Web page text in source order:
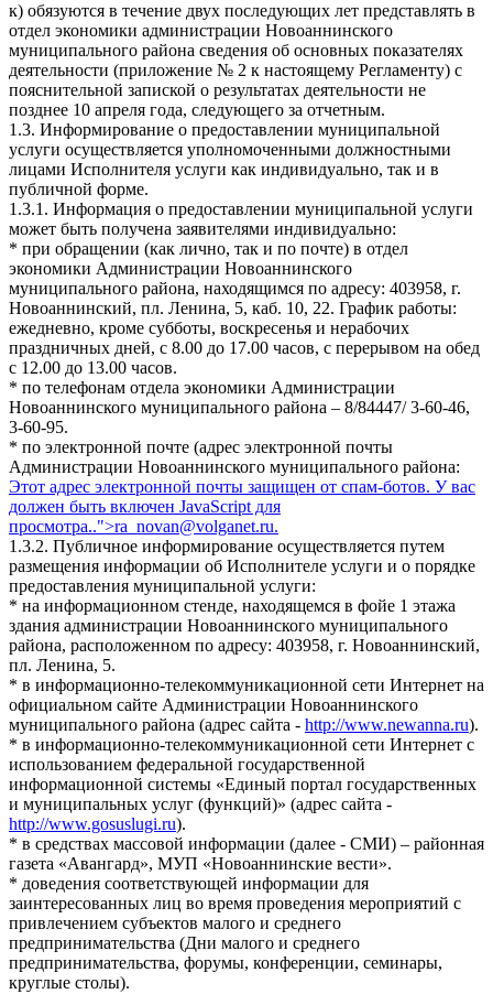
к) обязуются в течение двух последующих лет представлять в
отдел экономики администрации Новоаннинского
муниципального района сведения об основных показателях
деятельности (приложение № 2 к настоящему Регламенту) с
пояснительной запиской о результатах деятельности не
позднее 10 апреля года, следующего за отчетным.
1.3. Информирование о предоставлении муниципальной
услуги осуществляется уполномоченными должностными
лицами Исполнителя услуги как индивидуально, так и в
публичной форме.
1.3.1. Информация о предоставлении муниципальной услуги
может быть получена заявителями индивидуально:
* при обращении (как лично, так и по почте) в отдел
экономики Администрации Новоаннинского
муниципального района, находящимся по адресу: 403958, г.
Новоаннинский, пл. Ленина, 5, каб. 10, 22. График работы:
ежедневно, кроме субботы, воскресенья и нерабочих
праздничных дней, с 8.00 до 17.00 часов, с перерывом на обед
с 12.00 до 13.00 часов.
* по телефонам отдела экономики Администрации
Новоаннинского муниципального района – 8/84447/ 3-60-46,
3-60-95.
* по электронной почте (адрес электронной почты
Администрации Новоаннинского муниципального района:
Этот адрес электронной почты защищен от спам-ботов. У вас
должен быть включен JavaScript для
просмотра..">ra_novan@volganet.ru.
1.3.2. Публичное информирование осуществляется путем
размещения информации об Исполнителе услуги и о порядке
предоставления муниципальной услуги:
* на информационном стенде, находящемся в фойе 1 этажа
здания администрации Новоаннинского муниципального
района, расположенном по адресу: 403958, г. Новоаннинский,
пл. Ленина, 5.
* в информационно-телекоммуникационной сети Интернет на
официальном сайте Администрации Новоаннинского
муниципального района (адрес сайта - http://www.newanna.ru).
* в информационно-телекоммуникационной сети Интернет с
использованием федеральной государственной
информационной системы «Единый портал государственных
и муниципальных услуг (функций)» (адрес сайта -
http://www.gosuslugi.ru).
* в средствах массовой информации (далее - СМИ) – районная
газета «Авангард», МУП «Новоаннинские вести».
* доведения соответствующей информации для
заинтересованных лиц во время проведения мероприятий с
привлечением субъектов малого и среднего
предпринимательства (Дни малого и среднего
предпринимательства, форумы, конференции, семинары,
круглые столы).